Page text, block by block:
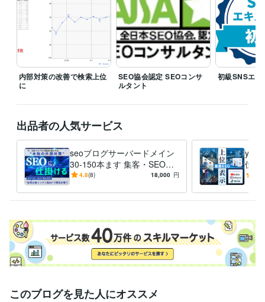
受賞歴
中小企業新事業活動促進法承認企業 初級 SNS エキスパート
SNSリ
スクマネジメント検定
Googleアナリティクス4講座 WACA
プログラミング言語・フレームワーク
HTML:8年
ビジネス・クリエイティブツール
Google スライド:5年Google ドキュメント:5年Word:15年BASE:4年
EC-CUBE:10年 STORES:5年
Google Analytics:10年
Google Search Console:15年
PageSpeed Insights:4年ChatGPT:1年Midjourney:0年Bard:0年
DALL-E:0年Painter:10年
得意分野
集客・マーケティング相談 seo内部対策の改善　上位表示 集客 外部
対策 　ロングテールキーワード 地域ビジネスをされている方へ集客
集客 地域ビジネス SEO対策 被リンク獲得
ロングテールSEO
スモールキーワード
MEO対策 SEO内部対策
内部対策の改善で検索上位
に
SEO協会認定 SEOコンサ
ルタント
初級SNSエキ
出品者の人気サービス
seoブログサーバードメイン
30-150本ます 集客・SEO対
策｜ホワイトハットSEOで低
4.8(8) 18,000 円
位表
ー
このブログを見た人にオススメ